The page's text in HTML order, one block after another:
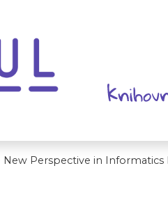
New Perspective in Informatics